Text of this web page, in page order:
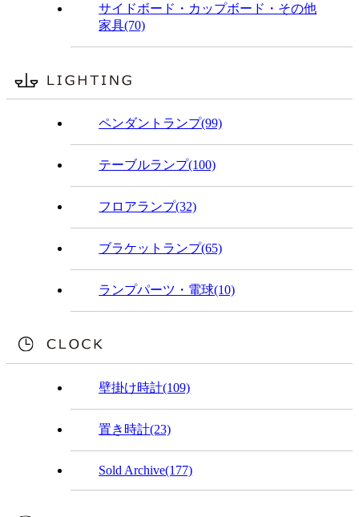
サイドボード・カップボード・その他
家具(70)
ペンダントランプ(99)
テーブルランプ(100)
フロアランプ(32)
ブラケットランプ(65)
ランプパーツ・電球(10)
壁掛け時計(109)
置き時計(23)
Sold Archive(177)